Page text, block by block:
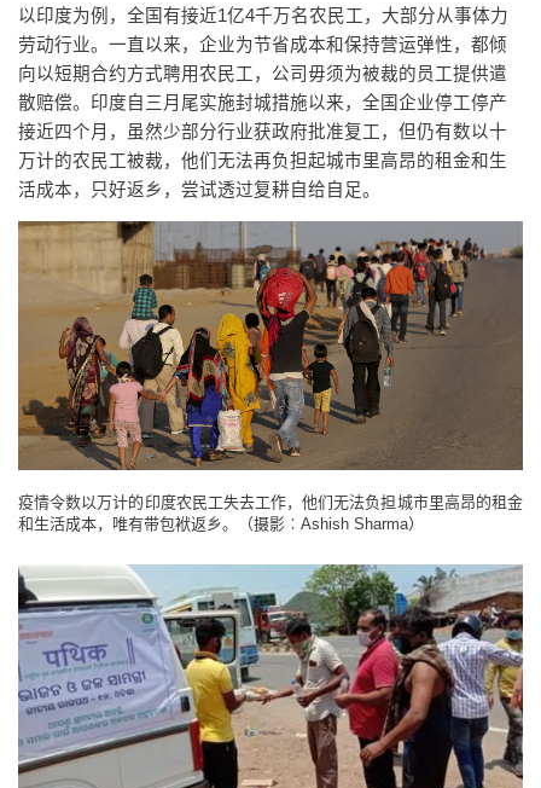
以印度为例，全国有接近1亿4千万名农民工，大部分从事体力
劳动行业。一直以来，企业为节省成本和保持营运弹性，都倾
向以短期合约方式聘用农民工，公司毋须为被裁的员工提供遣
散赔偿。印度自三月尾实施封城措施以来，全国企业停工停产
接近四个月，虽然少部分行业获政府批准复工，但仍有数以十
万计的农民工被裁，他们无法再负担起城市里高昂的租金和生
活成本，只好返乡，尝试透过复耕自给自足。
疫情令数以万计的印度农民工失去工作，他们无法负担城市里高昂的租金
和生活成本，唯有带包袱返乡。（摄影︰Ashish Sharma）